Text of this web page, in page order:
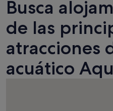
Busca
de las
atracciones
acuático